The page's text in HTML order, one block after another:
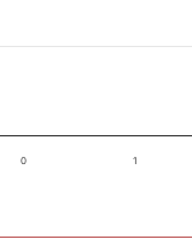
0 1